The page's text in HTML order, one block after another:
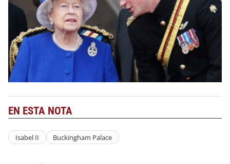
EN ESTA NOTA
Isabel II Buckingham Palace